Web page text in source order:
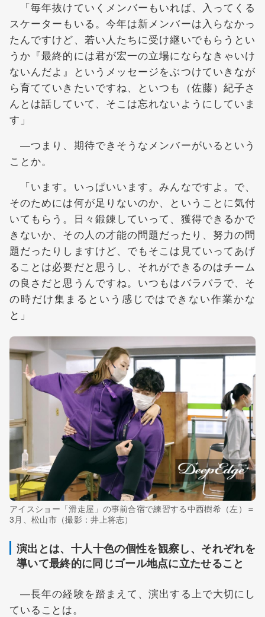
「毎年抜けていくメンバーもいれば、入ってくる
スケーターもいる。今年は新メンバーは入らなかっ
たんですけど、若い人たちに受け継いでもらうとい
うか『最終的には君が宏一の立場にならなきゃいけ
ないんだよ』というメッセージをぶつけていきなが
ら育てていきたいですね、といつも（佐藤）紀子さ
んとは話していて、そこは忘れないようにしていま
す」
―つまり、期待できそうなメンバーがいるという
ことか。
「います。いっぱいいます。みんなですよ。で、
そのためには何が足りないのか、ということに気付
いてもらう。日々鍛錬していって、獲得できるかで
きないか、その人の才能の問題だったり、努力の問
題だったりしますけど、でもそこは見ていってあげ
ることは必要だと思うし、それができるのはチーム
の良さだと思うんですね。いつもはバラバラで、そ
の時だけ集まるという感じではできない作業かな
と」
アイスショー「滑走屋」の事前合宿で練習する中西樹希（左）＝
3月、松山市（撮影：井上将志）
演出とは、十人十色の個性を観察し、それぞれを
導いて最終的に同じゴール地点に立たせること
―長年の経験を踏まえて、演出する上で大切にし
ていることは。